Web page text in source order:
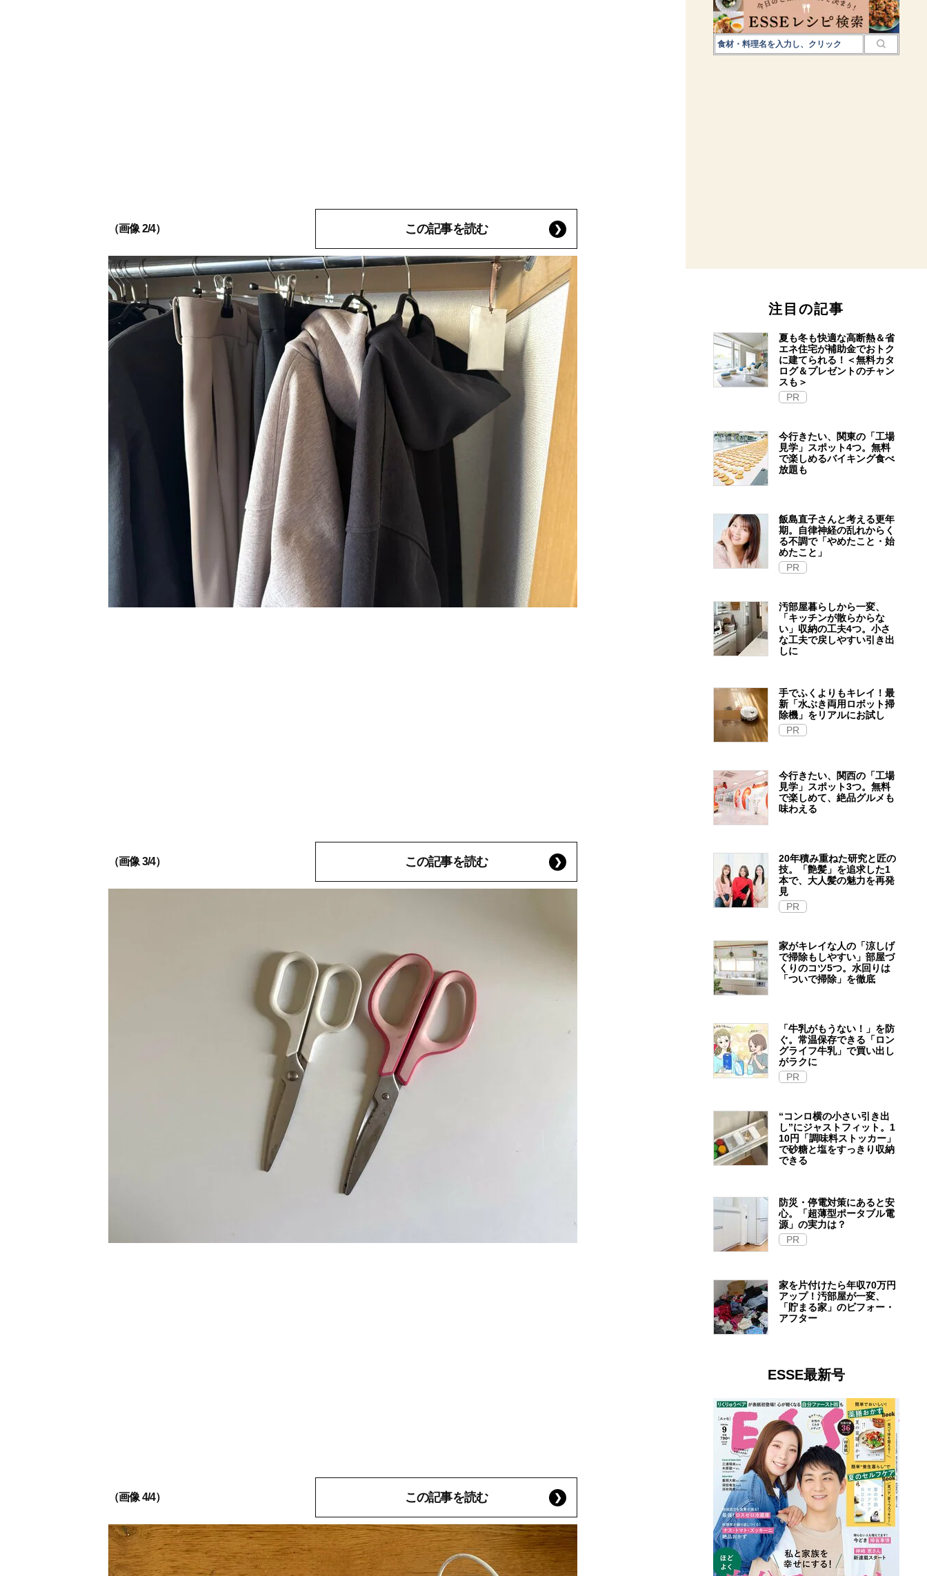
（画像 2/4） この記事を読む
（画像 3/4） この記事を読む
（画像 4/4） この記事を読む
注目の記事
夏も冬も快適な高断熱＆省
エネ住宅が補助金でおトク
に建てられる！＜無料カタ
ログ＆プレゼントのチャン
スも＞
PR
今行きたい、関東の「工場
見学」スポット4つ。無料
で楽しめるバイキング食べ
放題も
飯島直子さんと考える更年
期。自律神経の乱れからく
る不調で「やめたこと・始
めたこと」
PR
汚部屋暮らしから一変、
「キッチンが散らからな
い」収納の工夫4つ。小さ
な工夫で戻しやすい引き出
しに
手でふくよりもキレイ！最
新「水ぶき両用ロボット掃
除機」をリアルにお試し
PR
今行きたい、関西の「工場
見学」スポット3つ。無料
で楽しめて、絶品グルメも
味わえる
20年積み重ねた研究と匠の
技。「艶髪」を追求した1
本で、大人髪の魅力を再発
見
PR
家がキレイな人の「涼しげ
で掃除もしやすい」部屋づ
くりのコツ5つ。水回りは
「ついで掃除」を徹底
「牛乳がもうない！」を防
ぐ。常温保存できる「ロン
グライフ牛乳」で買い出し
がラクに
PR
“コンロ横の小さい引き出
し”にジャストフィット。1
10円「調味料ストッカー」
で砂糖と塩をすっきり収納
できる
防災・停電対策にあると安
心。「超薄型ポータブル電
源」の実力は？​
PR
家を片付けたら年収70万円
アップ！汚部屋が一変、
「貯まる家」のビフォー・
アフター
ESSE最新号